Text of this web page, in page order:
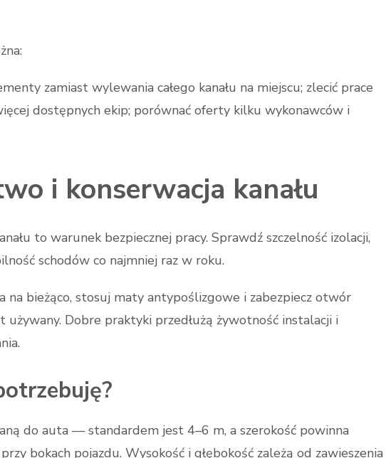
zamiast wylewania całego kanału na miejscu; zlecić prace
dostępnych ekip; porównać oferty kilku wykonawców i
i konserwacja kanału
to warunek bezpiecznej pracy. Sprawdź szczelność izolacji,
schodów co najmniej raz w roku.
na bieżąco, stosuj maty antypoślizgowe i zabezpiecz otwór
używany. Dobre praktyki przedłużą żywotność instalacji i
do auta — standardem jest 4–6 m, a szerokość powinna
bokach pojazdu. Wysokość i głębokość zależą od zawieszenia